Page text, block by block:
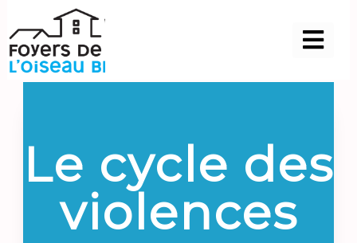
Le cycle des
violences